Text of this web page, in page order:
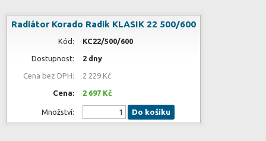
Radiátor Korado Radik KLASIK 22 500/600
Kód: KC22/500/600
Dostupnost: 2 dny
Cena bez DPH: 2 229 Kč
Cena: 2 697 Kč
Množství: Do košíku